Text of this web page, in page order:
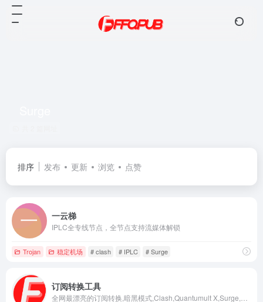
排序 发布 更新 浏览 点赞
一云梯
IPLC全专线节点，全节点支持流媒体解锁
Trojan 稳定机场 # clash # IPLC # Surge
订阅转换工具